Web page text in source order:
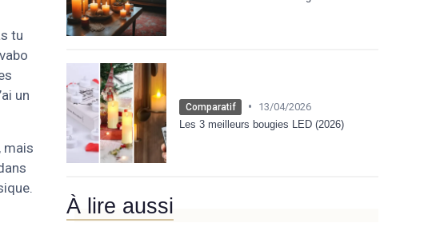
tu
un
mais
Comparatif •
13/04/2026
Les 3 meilleurs bougies LED (2026)
À lire aussi